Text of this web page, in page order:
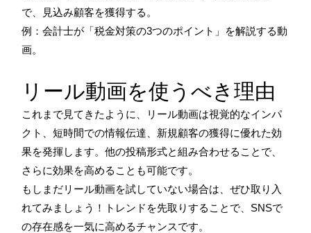
で、見込み顧客を獲得する。
例：会計士が「税金対策の3つのポイント」を解説する動
画。
リール動画を使うべき理由
これまで見てきたように、リール動画は視覚的なインパ
クト、短時間での情報伝達、新規顧客の獲得に優れた効
果を発揮します。他の投稿形式と組み合わせることで、
さらに効果を高めることも可能です。
もしまだリール動画を試していない場合は、ぜひ取り入
れてみましょう！トレンドを先取りすることで、SNSで
の存在感を一気に高めるチャンスです。